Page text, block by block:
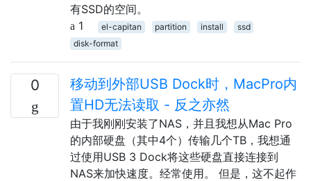
有SSD的空间。
1
el-capitan partition install
ssd
disk-format
0
移动到外部USB Dock时，MacPro内
置HD无法读取 - 反之亦然
由于我刚刚安装了NAS，并且我想从Mac Pro
的内部硬盘（其中4个）传输几个TB，我想通
过使用USB 3 Dock将这些硬盘直接连接到
NAS来加快速度。经常使用。 但是，这不起作